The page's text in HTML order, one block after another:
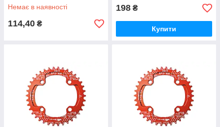
Немає в наявності
114,40 ₴
198 ₴
Купити